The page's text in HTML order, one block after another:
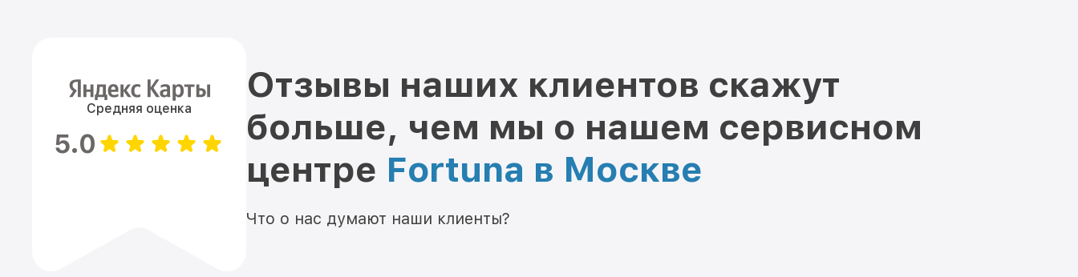
Средняя оценка
5.0
Отзывы наших клиентов скажут
больше, чем мы о нашем сервисном
центре Fortuna в Москве
Что о нас думают наши клиенты?